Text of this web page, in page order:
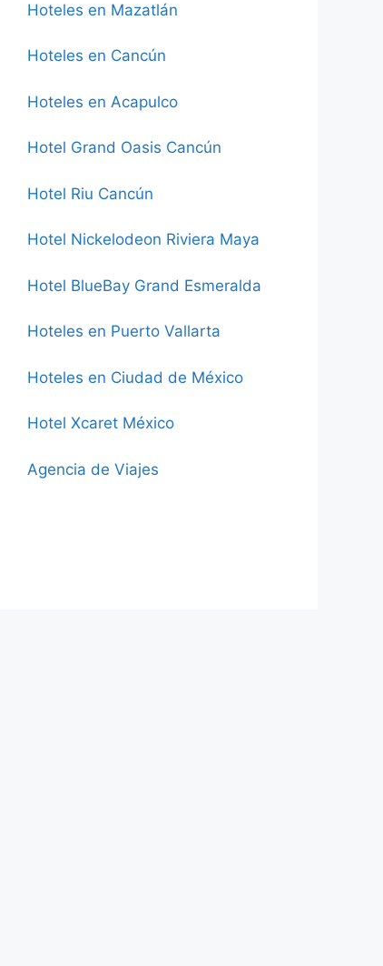
Hoteles en Mazatlán
Hoteles en Cancún
Hoteles en Acapulco
Hotel Grand Oasis Cancún
Hotel Riu Cancún
Hotel Nickelodeon Riviera Maya
Hotel BlueBay Grand Esmeralda
Hoteles en Puerto Vallarta
Hoteles en Ciudad de México
Hotel Xcaret México
Agencia de Viajes